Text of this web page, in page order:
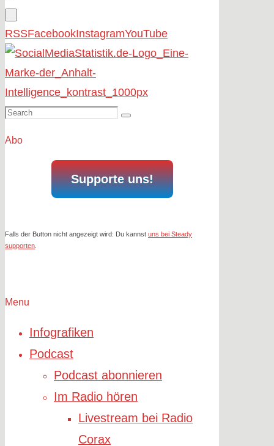
RSSFacebookInstagramYouTube
Search
Search
Abo
Supporte uns!
Falls der Button nicht angezeigt wird: Du kannst uns bei Steady
supporten
Menu
Infografiken
Podcast
Podcast abonnieren
Im Radio hören
Livestream bei Radio
Corax